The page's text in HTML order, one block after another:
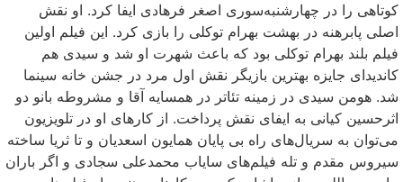
کوتاهی را در چهارشنبه‌سوری اصغر فرهادی ایفا کرد. او نقش
اصلی پابرهنه در بهشت بهرام توکلی را بازی کرد. این فیلم اولین
فیلم بلند بهرام توکلی بود که باعث شهرت او شد و سیدی هم
کاندیدای جایزه بهترین بازیگر نقش اول مرد در جشن خانه سینما
شد. هومن سیدی در زمینه تئاتر در همسایه آقا و مشروطه بانو دو
اثرحسین کیانی به ایفای نقش پرداخت. از کارهای او در تلویزیون
می‌توان به سریال‌های راه بی پایان همایون اسعدیان و تا ثریا ساخته
سیروس مقدم و تله فیلم‌های سایاب محمدعلی سجادی و اگر باران